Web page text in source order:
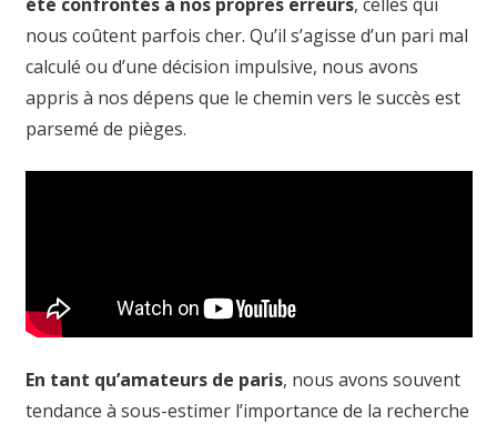
nous coûtent parfois cher. Qu’il s’agisse d’un pari mal
calculé ou d’une décision impulsive, nous avons
appris à nos dépens que le chemin vers le succès est
parsemé de pièges.
En tant qu’amateurs de paris, nous avons souvent
tendance à sous-estimer l’importance de la recherche